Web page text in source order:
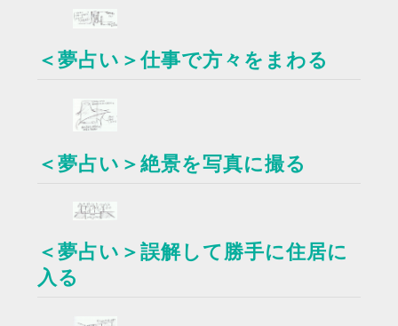
＜夢占い＞仕事で方々をまわる
＜夢占い＞絶景を写真に撮る
＜夢占い＞誤解して勝手に住居に
入る